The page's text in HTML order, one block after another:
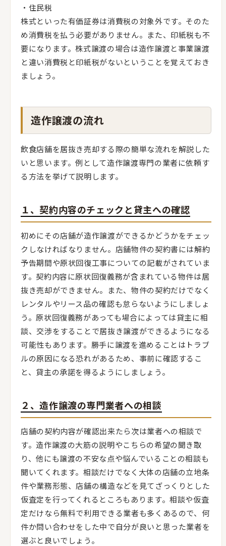
・住民税
株式といった有価証券は消費税の対象外です。そのた
め消費税を払う必要がありません。また、印紙税も不
要になります。株式譲渡の場合は造作譲渡と事業譲渡
と違い消費税と印紙税がないということを覚えておき
ましょう。
造作譲渡の流れ
飲食店舗を居抜き売却する際の簡単な流れを解説した
いと思います。例として造作譲渡専門の業者に依頼す
る方法を挙げて説明します。
１、契約内容のチェックと貸主への確認
初めにその店舗が造作譲渡ができるかどうかをチェッ
クしなければなりません。店舗物件の契約書には解約
予告期間や原状回復工事についての記載がされていま
す。契約内容に原状回復義務が含まれている物件は居
抜き売却ができません。また、物件の契約だけでなく
レンタルやリース品の確認も怠らないようにしましょ
う。原状回復義務があっても場合によっては貸主に相
談、交渉をすることで居抜き譲渡ができるようになる
可能性もあります。勝手に譲渡を進めることはトラブ
ルの原因になる恐れがあるため、事前に確認するこ
と、貸主の承諾を得るようにしましょう。
２、造作譲渡の専門業者への相談
店舗の契約内容が確認出来たら次は業者への相談で
す。造作譲渡の大筋の説明やこちらの希望の聞き取
り、他にも譲渡の不安な点や悩んでいることの相談も
聞いてくれます。相談だけでなく大体の店舗の立地条
件や業務形態、店舗の構造などを見てざっくりとした
仮査定を行ってくれるところもあります。相談や仮査
定だけなら無料で利用できる業者も多くあるので、何
件か問い合わせをした中で自分が良いと思った業者を
選ぶと良いでしょう。